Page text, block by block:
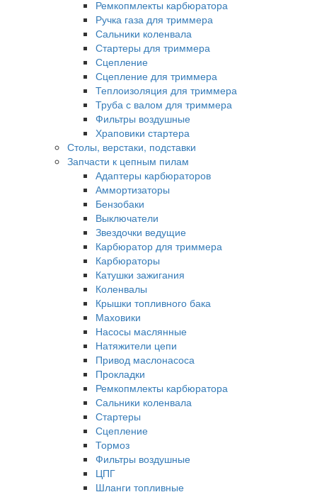
Ремкопмлекты карбюратора
Ручка газа для триммера
Сальники коленвала
Стартеры для триммера
Сцепление
Сцепление для триммера
Теплоизоляция для триммера
Труба с валом для триммера
Фильтры воздушные
Храповики стартера
Столы, верстаки, подставки
Запчасти к цепным пилам
Адаптеры карбюраторов
Аммортизаторы
Бензобаки
Выключатели
Звездочки ведущие
Карбюратор для триммера
Карбюраторы
Катушки зажигания
Коленвалы
Крышки топливного бака
Маховики
Насосы маслянные
Натяжители цепи
Привод маслонасоса
Прокладки
Ремкопмлекты карбюратора
Сальники коленвала
Стартеры
Сцепление
Тормоз
Фильтры воздушные
ЦПГ
Шланги топливные